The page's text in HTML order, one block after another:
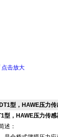
点击放大
型，HAWE压力
型，HAWE压力传
述：